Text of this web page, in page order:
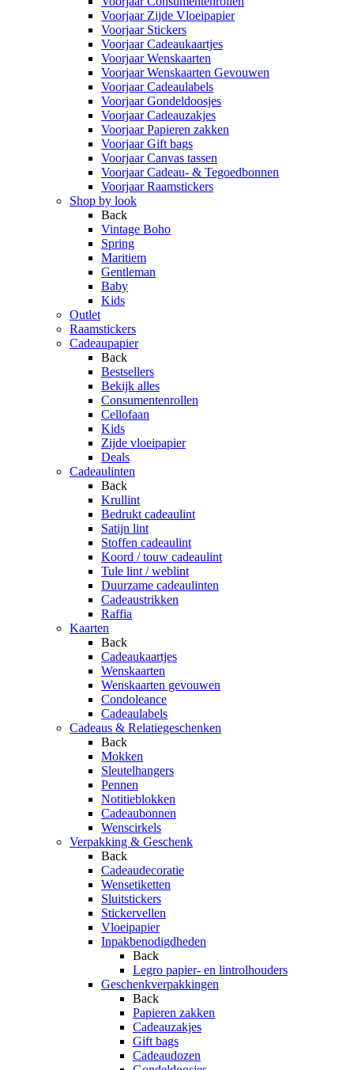
Voorjaar Zijde Vloeipapier
Voorjaar Stickers
Voorjaar Cadeaukaartjes
Voorjaar Wenskaarten
Voorjaar Wenskaarten Gevouwen
Voorjaar Cadeaulabels
Voorjaar Gondeldoosjes
Voorjaar Cadeauzakjes
Voorjaar Papieren zakken
Voorjaar Gift bags
Voorjaar Canvas tassen
Voorjaar Cadeau- & Tegoedbonnen
Voorjaar Raamstickers
Shop by look
Back
Vintage Boho
Spring
Maritiem
Gentleman
Baby
Kids
Outlet
Raamstickers
Cadeaupapier
Back
Bestsellers
Bekijk alles
Consumentenrollen
Cellofaan
Kids
Zijde vloeipapier
Deals
Cadeaulinten
Back
Krullint
Bedrukt cadeaulint
Satijn lint
Stoffen cadeaulint
Koord / touw cadeaulint
Tule lint / weblint
Duurzame cadeaulinten
Cadeaustrikken
Raffia
Kaarten
Back
Cadeaukaartjes
Wenskaarten
Wenskaarten gevouwen
Condoleance
Cadeaulabels
Cadeaus & Relatiegeschenken
Back
Mokken
Sleutelhangers
Pennen
Notitieblokken
Cadeaubonnen
Wenscirkels
Verpakking & Geschenk
Back
Cadeaudecoratie
Wensetiketten
Sluitstickers
Stickervellen
Vloeipapier
Inpakbenodigdheden
Back
Legro papier- en lintrolhouders
Geschenkverpakkingen
Back
Papieren zakken
Cadeauzakjes
Gift bags
Cadeaudozen